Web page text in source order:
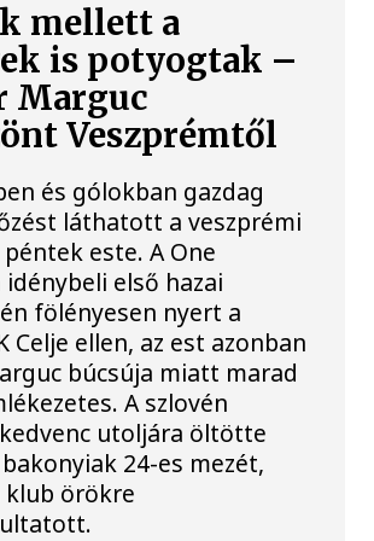
mellett a
is potyogtak –
Marguc
Veszprémtől
és gólokban gazdag
láthatott a veszprémi
este. A One
idénybeli első hazai
fölényesen nyert a
Celje ellen, az est azonban
búcsúja miatt marad
A szlovén
utoljára öltötte
24-es mezét,
klub örökre